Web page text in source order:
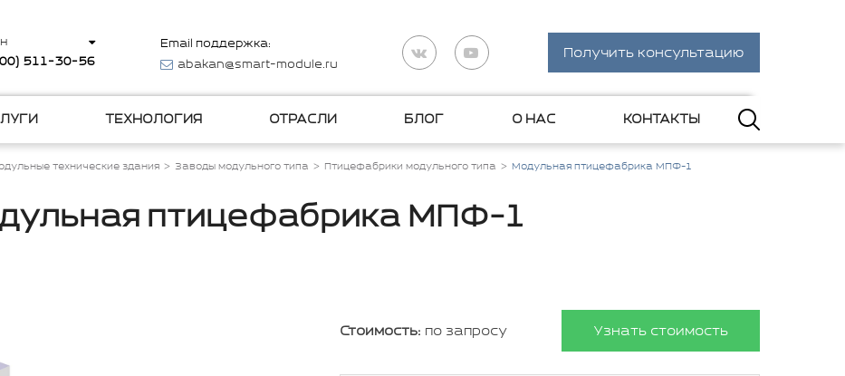
511-30-56
Email поддержка:
abakan@smart-module.ru
Получить консультацию
ТЕХНОЛОГИЯ ОТРАСЛИ БЛОГ О НАС КОНТАКТЫ
технические здания Заводы модульного типа Птицефабрики модульного типа Модульная птицефабрика МПФ-1
птицефабрика МПФ-1
Стоимость: по запросу Узнать стоимость